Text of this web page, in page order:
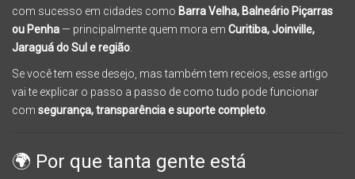
com sucesso em cidades como Barra Velha, Balneário Piçarras
ou Penha — principalmente quem mora em Curitiba, Joinville,
Jaraguá do Sul e região
Se você tem esse desejo, mas também tem receios, esse artigo
vai te explicar o passo a passo de como tudo pode funcionar
com segurança, transparência e suporte completo
🌍 Por que tanta gente está